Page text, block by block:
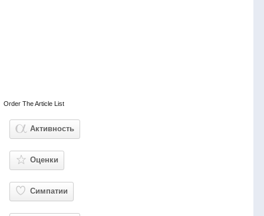
Order The Article List
Активность
Оценки
Симпатии